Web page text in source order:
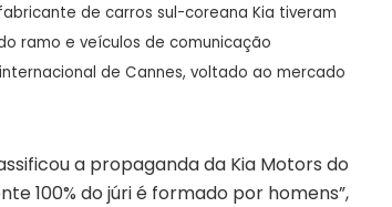
de carros sul-coreana Kia tiveram
ramo e veículos de comunicação
de Cannes, voltado ao mercado
a propaganda da Kia Motors do
100% do júri é formado por homens”,